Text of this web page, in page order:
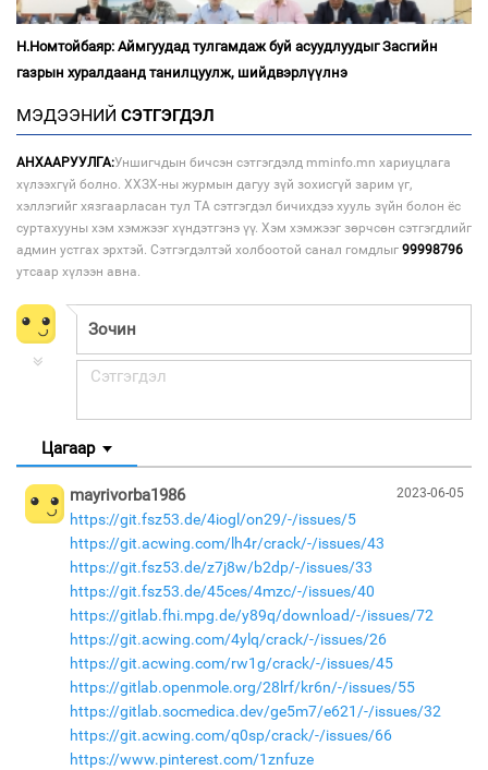
Н.Номтойбаяр: Аймгуудад тулгамдаж буй асуудлуудыг Засгийн
газрын хуралдаанд танилцуулж, шийдвэрлүүлнэ
МЭДЭЭНИЙ СЭТГЭГДЭЛ
АНХААРУУЛГА:Уншигчдын бичсэн сэтгэгдэлд mminfo.mn хариуцлага
хүлээхгүй болно. ХХЗХ-ны журмын дагуу зүй зохисгүй зарим үг,
хэллэгийг хязгаарласан тул ТА сэтгэгдэл бичихдээ хууль зүйн болон ёс
суртахууны хэм хэмжээг хүндэтгэнэ үү. Хэм хэмжээг зөрчсөн сэтгэгдлийг
админ устгах эрхтэй. Сэтгэгдэлтэй холбоотой санал гомдлыг 99998796
утсаар хүлээн авна.
Цагаар
2023-06-05
mayrivorba1986
https://git.fsz53.de/4iogl/on29/-/issues/5
https://git.acwing.com/lh4r/crack/-/issues/43
https://git.fsz53.de/z7j8w/b2dp/-/issues/33
https://git.fsz53.de/45ces/4mzc/-/issues/40
https://gitlab.fhi.mpg.de/y89q/download/-/issues/72
https://git.acwing.com/4ylq/crack/-/issues/26
https://git.acwing.com/rw1g/crack/-/issues/45
https://gitlab.openmole.org/28lrf/kr6n/-/issues/55
https://gitlab.socmedica.dev/ge5m7/e621/-/issues/32
https://git.acwing.com/q0sp/crack/-/issues/66
https://www.pinterest.com/1znfuze